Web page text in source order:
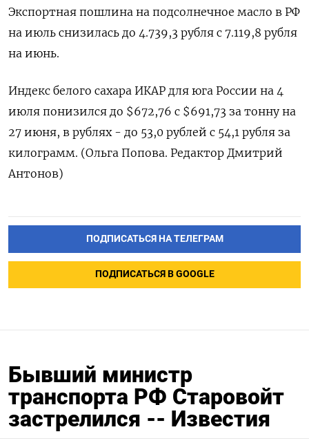
Экспортная пошлина на подсолнечное масло в РФ
на июль снизилась до 4.739,3 рубля с 7.119,8 рубля
на июнь.
Индекс белого сахара ИКАР для юга России на 4
июля понизился до $672,76 с $691,73 за тонну на
27 июня, в рублях - до 53,0 рублей с 54,1 рубля за
килограмм. (Ольга Попова. Редактор Дмитрий
Антонов)
ПОДПИСАТЬСЯ НА ТЕЛЕГРАМ
ПОДПИСАТЬСЯ В GOOGLE
Бывший министр
транспорта РФ Старовойт
застрелился -- Известия